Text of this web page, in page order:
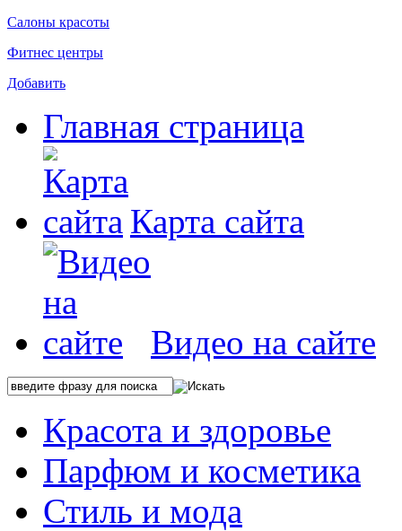
Салоны красоты
Фитнес центры
Добавить
Главная страница
Карта сайта
Видео на сайте
Красота и здоровье
Парфюм и косметика
Стиль и мода